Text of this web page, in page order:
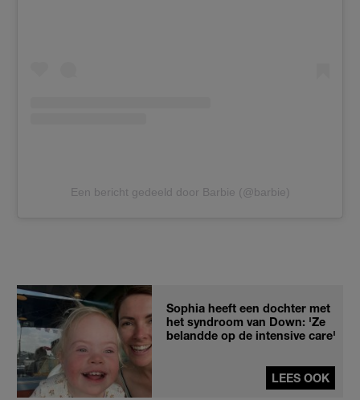
Een bericht gedeeld door Barbie (@barbie)
Sophia heeft een dochter met
het syndroom van Down: 'Ze
belandde op de intensive care'
LEES OOK